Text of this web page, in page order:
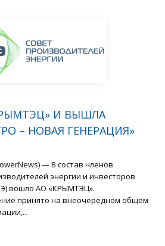
И ВЫШЛА
– НОВАЯ ГЕНЕРАЦИЯ»
— В состав членов
энергии и инвесторов
вошло АО «КРЫМТЭЦ».
принято на внеочередном общем